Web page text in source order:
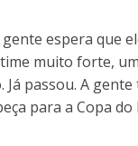
espera que
muito forte,
passou. A
para a Copa